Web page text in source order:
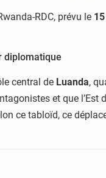
RDC, prévu le
diplomatique
central de Luanda,
et que l’Est
ce tabloïd, ce